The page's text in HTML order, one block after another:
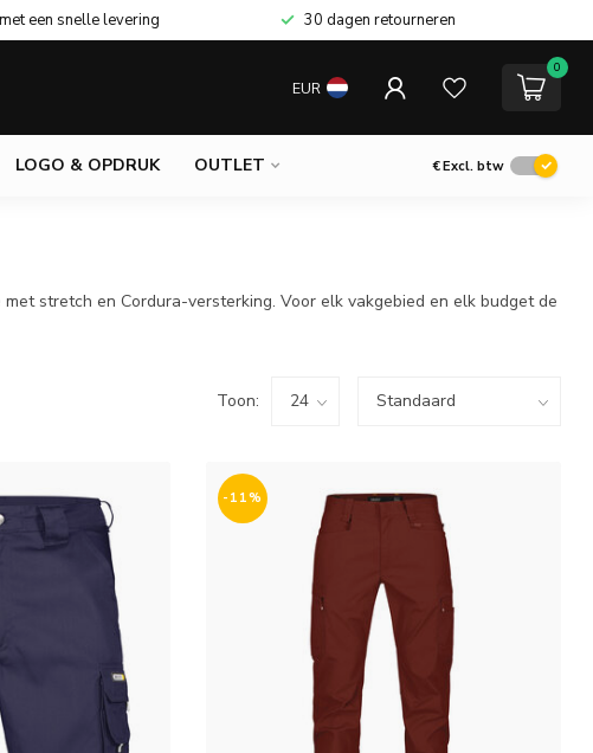
een snelle levering 30 dagen retourneren
EUR
0
LOGO & OPDRUK OUTLET €Excl. btw
stretch en Cordura-versterking. Voor elk vakgebied en elk budget de
Toon:
-11%